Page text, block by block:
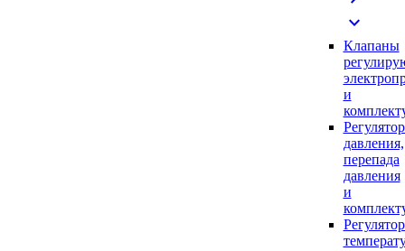
expand_more
Клапаны
и
давления,
перепада
давления
и